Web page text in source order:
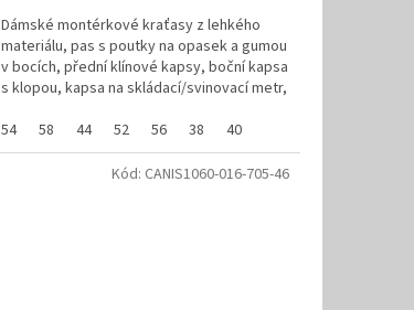
52 56 62
z
5
hvězdiček.
Dámské montérkové kraťasy z lehkého
materiálu, pas s poutky na opasek a gumou
v bocích, přední klínové kapsy, boční kapsa
s klopou, kapsa na skládací/svinovací metr,
54
58 44 52 56 38 40
Kód: CANIS1060-016-705-46